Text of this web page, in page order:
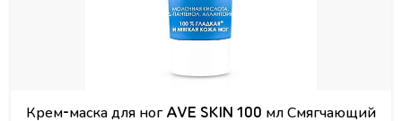
Крем-маска для ног AVE SKIN 100 мл Смягчающий